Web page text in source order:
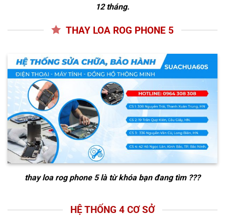
12 tháng.
THAY LOA ROG PHONE 5
thay loa rog phone 5là từ khóa bạn đang tìm ???
HỆ THỐNG 4 CƠ SỞ